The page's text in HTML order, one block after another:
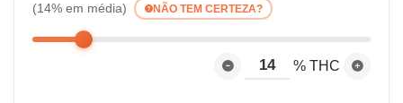
(14% em média) NÃO TEM CERTEZA?
% THC